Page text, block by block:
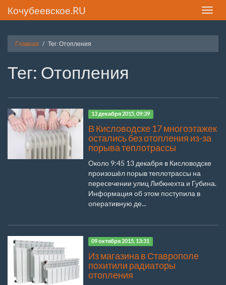
Toggle
Кочубеевское.RU
Главная Тег: Отопления
Тег: Отопления
13 декабря 2015, 09:39
В Кисловодске 17 многоэтажек
остались без отопления из-за
порыва теплотрассы
Около 9:45 13 декабря в Кисловодске
произошёл порыв теплотрассы на
пересечении улиц Либкнехта и Губина.
Информация об этом поступила в
оперативную де...
09 октября 2015, 13:31
Из магазина в Ставрополе
похитили радиаторы
отопления